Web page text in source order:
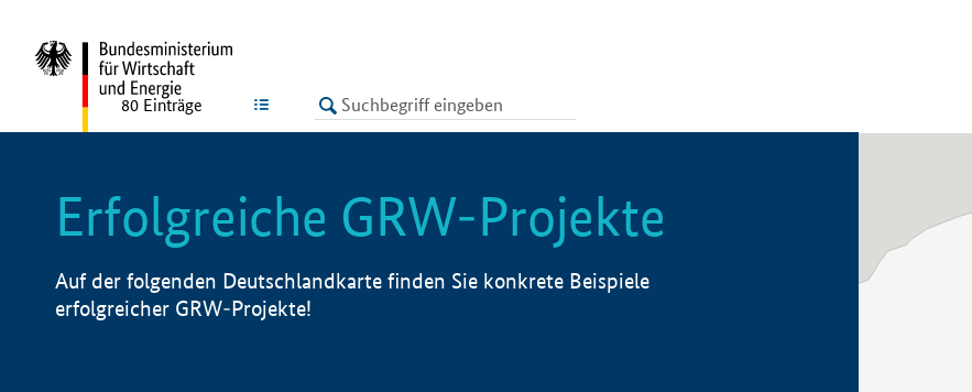
LISTE
80 Einträge
Erfolgreiche GRW-Projekte
Auf der folgenden Deutschlandkarte finden Sie konkrete Beispiele
erfolgreicher GRW-Projekte!